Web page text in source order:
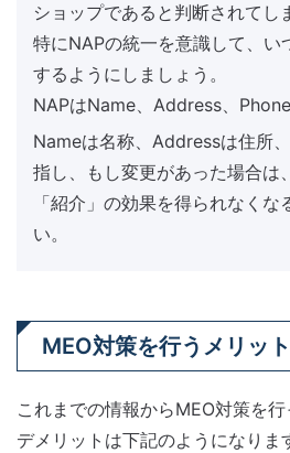
ショップであると判断されてし
特にNAPの統一を意識して、い
するようにしましょう。
NAPはName、Address、Phone
Nameは名称、Addressは住所
指し、もし変更があった場合は
「紹介」の効果を得られなくな
い。
MEO対策を行うメリッ
これまでの情報からMEO対策を
デメリットは下記のようになりま